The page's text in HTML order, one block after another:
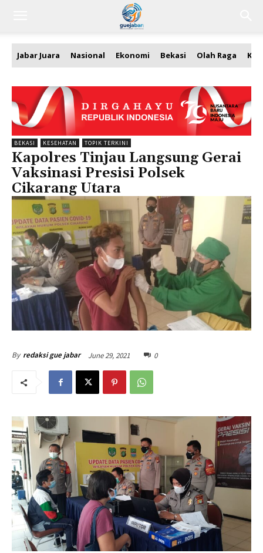
Jabar Juara Nasional Ekonomi Bekasi Olah Raga
BEKASI KESEHATAN TOPIK TERKINI
Kapolres Tinjau Langsung Gerai
Vaksinasi Presisi Polsek
Cikarang Utara
By redaksi gue jabar June 29, 2021 0